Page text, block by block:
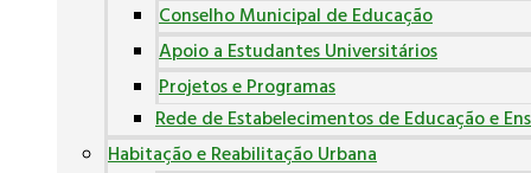
Conselho Municipal de Educação
Apoio a Estudantes Universitários
Projetos e Programas
Rede de Estabelecimentos de Educação e
Habitação e Reabilitação Urbana